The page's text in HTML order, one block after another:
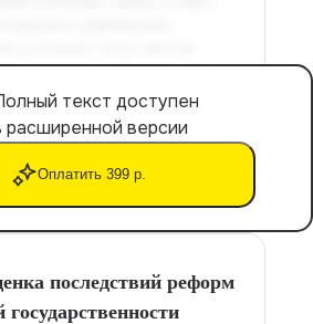
текст доступен
расширенной версии
Оплатить 399 р.
последствий реформ
государственности